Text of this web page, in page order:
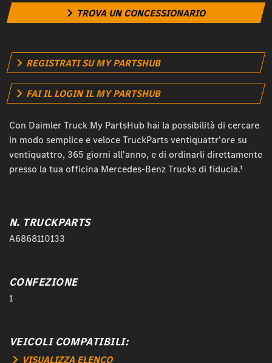
TROVA UN CONCESSIONARIO
REGISTRATI SU MY PARTSHUB
FAI IL LOGIN IL MY PARTSHUB
Con Daimler Truck My PartsHub hai la possibilità di cercare
in modo semplice e veloce TruckParts ventiquattr'ore su
ventiquattro, 365 giorni all'anno, e di ordinarli direttamente
presso la tua officina Mercedes-Benz Trucks di fiducia.¹
N. TRUCKPARTS
A6868110133
CONFEZIONE
1
VEICOLI COMPATIBILI:
VISUALIZZA ELENCO